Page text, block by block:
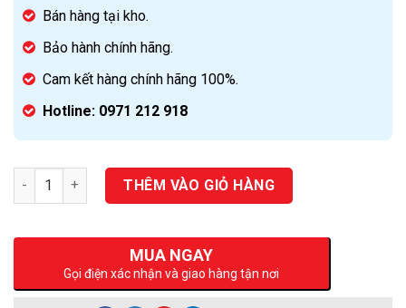
Bán hàng tại kho.
Bảo hành chính hãng.
Cam kết hàng chính hãng 100%.
Hotline: 0971 212 918
Số lượng THÊM VÀO GIỎ HÀNG
MUA NGAY
Gọi điện xác nhận và giao hàng tận nơi